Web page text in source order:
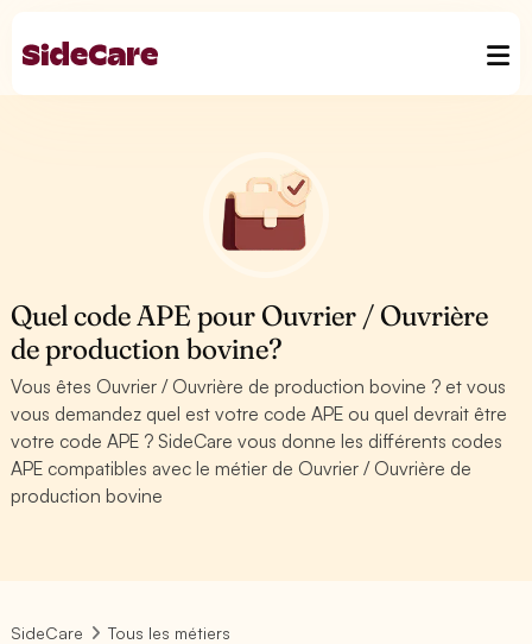
Quel code APE pour Ouvrier / Ouvrière
de production bovine?
Vous êtes Ouvrier / Ouvrière de production bovine ? et vous
vous demandez quel est votre code APE ou quel devrait être
votre code APE ? SideCare vous donne les différents codes
APE compatibles avec le métier de Ouvrier / Ouvrière de
production bovine
SideCare
Tous les métiers